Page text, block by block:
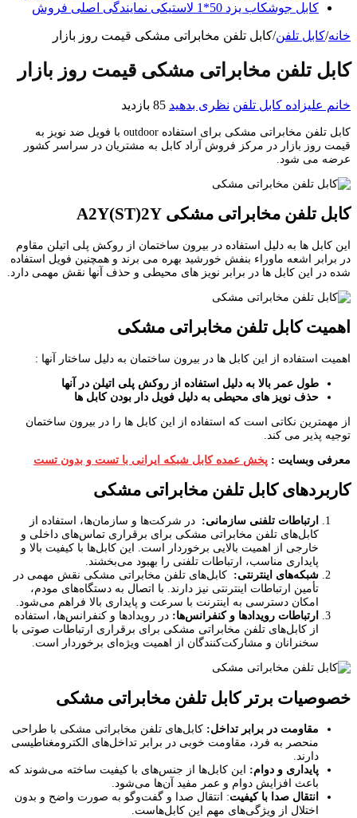
کابل جوشکاب یزد 50*1 لاستیکی نمایندگی اصلی فروش
خانه/کابل تلفن/کابل تلفن مخابراتی مشکی قیمت روز بازار
کابل تلفن مخابراتی مشکی قیمت روز بازار
خانم علیزاده کابل تلفن نظری بدهید 85 بازدید
کابل تلفن مخابراتی مشکی برای استفاده outdoor با فویل ضد نویز به
قیمت روز بازار در مرکز فروش آراد کابل به مشتریان در سراسر کشور
عرضه می شود.
کابل تلفن مخابراتی مشکی A2Y(ST)2Y
این کابل ها به دلیل استفاده در بیرون ساختمان از روکش پلی اتیلن مقاوم
در برابر اشعه ماوراء بنفش خورشید بهره می برند و همچنین فویل استفاده
شده در این کابل ها در برابر نویز های محیطی و حذف آنها نقش مهمی دارد.
اهمیت کابل تلفن مخابراتی مشکی
اهمیت استفاده از این کابل ها در بیرون ساختمان به دلیل ساختار آنها :
طول عمر بالا به دلیل استفاده از روکش پلی اتیلن در آنها
حذف نویز های محیطی به دلیل فویل دار بودن کابل ها
از مهمترین نکاتی است که استفاده از این کابل ها را در بیرون ساختمان
توجیه پذیر می کند.
معرفی وبسایت : پخش عمده کابل شبکه ایرانی با تست و بدون تست
کاربردهای کابل تلفن مخابراتی مشکی
ارتباطات تلفنی سازمانی: در شرکت‌ها و سازمان‌ها، استفاده از
کابل‌های تلفن مخابراتی مشکی برای برقراری تماس‌های داخلی و
خارجی از اهمیت بالایی برخوردار است. این کابل‌ها با کیفیت بالا و
پایداری مناسب، ارتباطات تلفنی را بهبود می‌بخشند.
شبکه‌های اینترنتی: کابل‌های تلفن مخابراتی مشکی نقش مهمی در
تأمین ارتباطات اینترنتی نیز دارند. با اتصال به دستگاه‌های مودم،
امکان دسترسی به اینترنت با سرعت و پایداری بالا فراهم می‌شود.
ارتباطات رویدادها و کنفرانس‌ها: در رویدادها و کنفرانس‌ها، استفاده
از کابل‌های تلفن مخابراتی مشکی برای برقراری ارتباطات صوتی با
سخنرانان و مشارکت‌کنندگان از اهمیت ویژه‌ای برخوردار است.
خصوصیات برتر کابل تلفن مخابراتی مشکی
مقاومت در برابر تداخل: کابل‌های تلفن مخابراتی مشکی با طراحی
منحصر به فرد، مقاومت خوبی در برابر تداخل‌های الکترومغناطیسی
دارند.
پایداری و دوام: این کابل‌ها از جنس‌های با کیفیت ساخته می‌شوند که
باعث افزایش دوام و عمر مفید آن‌ها می‌شود.
انتقال صدا با کیفیت: انتقال صدا و گفت‌وگو به صورت واضح و بدون
اختلال از ویژگی‌های مهم این کابل‌هاست.